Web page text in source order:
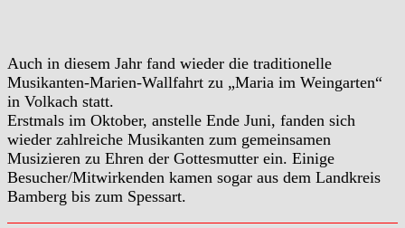
Auch in diesem Jahr fand wieder die traditionelle
Musikanten-Marien-Wallfahrt zu „Maria im Weingarten“
in Volkach statt.
Erstmals im Oktober, anstelle Ende Juni, fanden sich
wieder zahlreiche Musikanten zum gemeinsamen
Musizieren zu Ehren der Gottesmutter ein. Einige
Besucher/Mitwirkenden kamen sogar aus dem Landkreis
Bamberg bis zum Spessart.